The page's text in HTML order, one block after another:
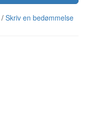
/ Skriv en bedømmelse